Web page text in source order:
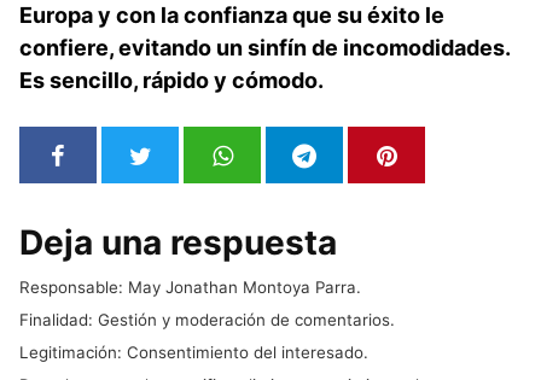
Europa y con la confianza que su éxito le
confiere, evitando un sinfín de incomodidades.
Es sencillo, rápido y cómodo.
Deja una respuesta
Responsable: May Jonathan Montoya Parra.
Finalidad: Gestión y moderación de comentarios.
Legitimación: Consentimiento del interesado.